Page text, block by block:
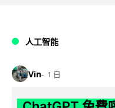
人工智能
Vin 1 日